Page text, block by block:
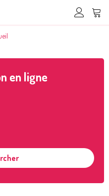
en ligne